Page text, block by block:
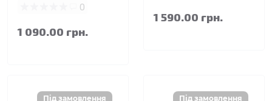
0
1 090.00 грн.
1 590.00 грн.